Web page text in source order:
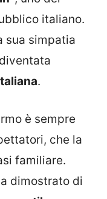
italiano.
sua simpatia
.
è sempre
che la
familiare.
dimostrato di